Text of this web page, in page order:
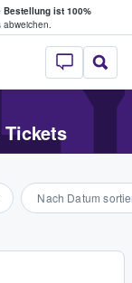
Bestellung ist 100%
- Wo
Tickets
Nach Datum